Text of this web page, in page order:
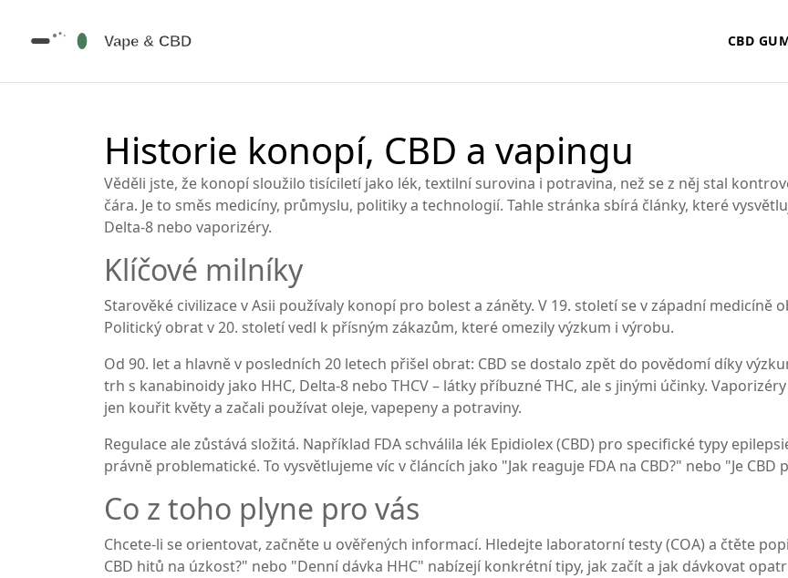
CBD
Historie konopí, CBD a vapingu
Věděli jste, že konopí sloužilo tisíciletí jako lék, textilní surovina i potravina, než se z něj stal
čára. Je to směs medicíny, průmyslu, politiky a technologií. Tahle stránka sbírá články, které
Delta‑8 nebo vaporizéry.
Klíčové milníky
Starověké civilizace v Asii používaly konopí pro bolest a záněty. V 19. století se v západní medicíně
Politický obrat v 20. století vedl k přísným zákazům, které omezily výzkum i výrobu.
Od 90. let a hlavně v posledních 20 letech přišel obrat: CBD se dostalo zpět do povědomí díky
trh s kanabinoidy jako HHC, Delta‑8 nebo THCV – látky příbuzné THC, ale s jinými účinky.
jen kouřit květy a začali používat oleje, vapepeny a potraviny.
Regulace ale zůstává složitá. Například FDA schválila lék Epidiolex (CBD) pro specifické typy
právně problematické. To vysvětlujeme víc v článcích jako "Jak reaguje FDA na CBD?" nebo "Je
Co z toho plyne pro vás
Chcete-li se orientovat, začněte u ověřených informací. Hledejte laboratorní testy (COA) a čtěte
CBD hitů na úzkost?" nebo "Denní dávka HHC" nabízejí konkrétní tipy, jak začít a jak dávkovat